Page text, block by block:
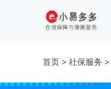
首页 > 社保服务 >